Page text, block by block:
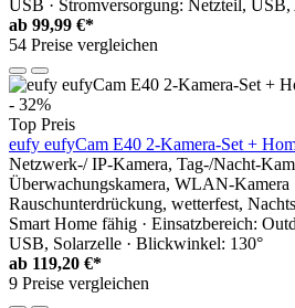
USB · Stromversorgung: Netzteil,
ab 99,99 €*
54 Preise vergleichen
- 32%
Top Preis
eufy eufyCam E40 2-Kamera-Set +
Netzwerk-/ IP-Kamera, Tag-/Nacht-
Überwachungskamera, WLAN-Kamera
Rauschunterdrückung, wetterfest,
Smart Home fähig · Einsatzbereich:
USB, Solarzelle · Blickwinkel: 130°
ab 119,20 €*
9 Preise vergleichen